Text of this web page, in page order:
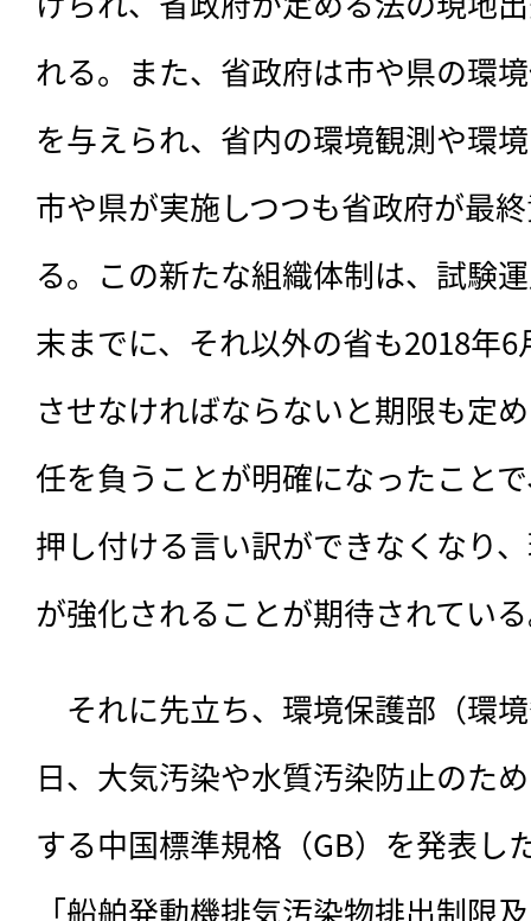
れる。また、省政府は市や県の環
を与えられ、省内の環境観測や環
市や県が実施しつつも省政府が最
る。この新たな組織体制は、試験
末までに、それ以外の省も2018年
させなければならないと期限も定
任を負うことが明確になったこと
押し付ける言い訳ができなくなり
が強化されることが期待されてい
それに先立ち、環境保護部（環
日、大気汚染や水質汚染防止のた
する中国標準規格（GB）を発表し
「船舶発動機排気汚染物排出制限